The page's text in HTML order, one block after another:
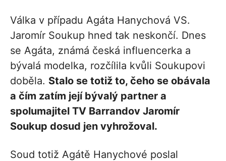
Válka v případu Agáta Hanychová VS.
Jaromír Soukup hned tak neskončí. Dnes
se Agáta, známá česká influencerka a
bývalá modelka, rozčílila kvůli Soukupovi
doběla. Stalo se totiž to, čeho se obávala
a čím zatím její bývalý partner a
spolumajitel TV Barrandov Jaromír
Soukup dosud jen vyhrožoval.
Soud totiž Agátě Hanychové poslal